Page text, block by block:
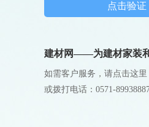
点击验证
建材网——为建材家装
如需客户服务，请点击这里
或拨打电话：0571-